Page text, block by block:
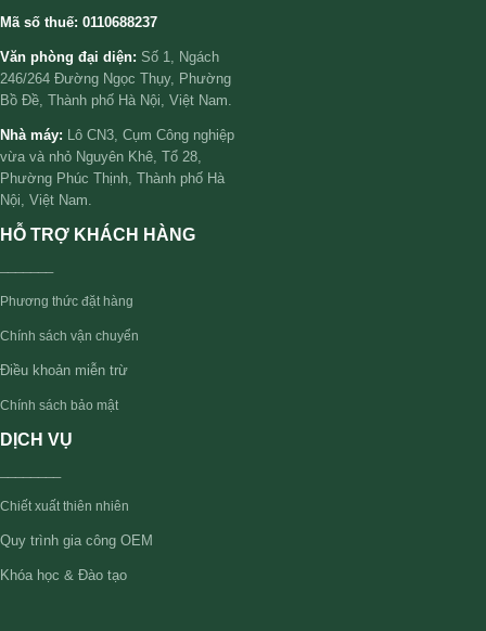
Mã số thuế: 0110688237
Văn phòng đại diện: Số 1, Ngách
246/264 Đường Ngọc Thụy, Phường
Bồ Đề, Thành phố Hà Nội, Việt Nam.
Nhà máy:
Lô CN3, Cụm Công nghiệp
vừa và nhỏ Nguyên Khê, Tổ 28,
Phường Phúc Thịnh, Thành phố Hà
Nội, Việt Nam.
HỖ TRỢ KHÁCH HÀNG
Phương thức đặt hàng
Chính sách vận chuyển
Điều khoản miễn trừ
Chính sách bảo mật
DỊCH VỤ
Chiết xuất thiên nhiên
Quy trình gia công OEM
Khóa học & Đào tạo